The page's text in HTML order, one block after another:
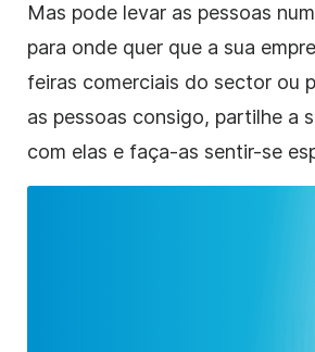
Mas pode levar as pessoas
para onde quer que a sua
feiras comerciais do sector ou
as pessoas consigo, partilhe a
com elas e faça-as sentir-se